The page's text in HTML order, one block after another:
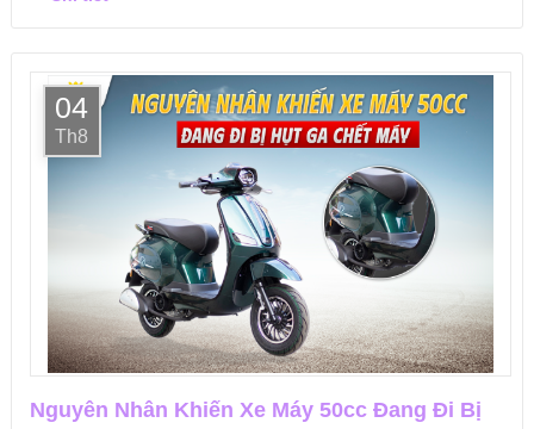
04
Th8
Nguyên Nhân Khiến Xe Máy 50cc Đang Đi Bị